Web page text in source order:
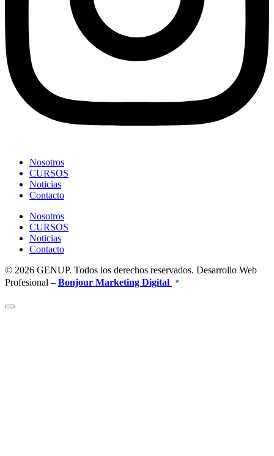
Nosotros
CURSOS
Noticias
Contacto
Nosotros
CURSOS
Noticias
Contacto
© 2026 GENUP. Todos los derechos reservados. Desarrollo Web
Profesional – Bonjour Marketing Digital